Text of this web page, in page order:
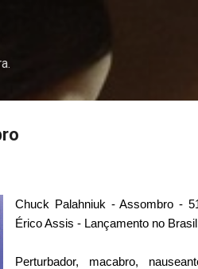
Chuck Palahniuk - Assombro -
Érico Assis - Lançamento no
Perturbador, macabro,